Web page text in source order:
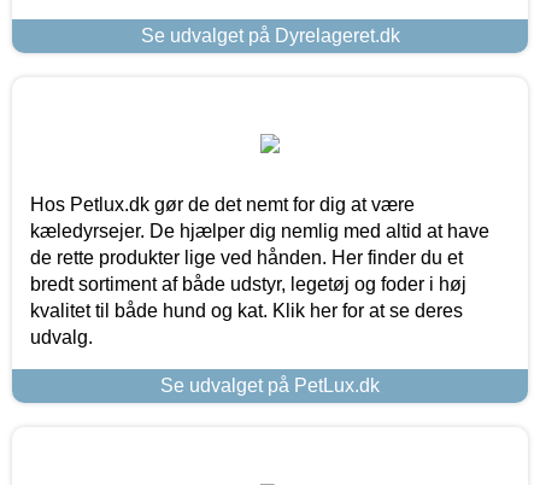
Se udvalget på Dyrelageret.dk
Hos Petlux.dk gør de det nemt for dig at være
kæledyrsejer. De hjælper dig nemlig med altid at have
de rette produkter lige ved hånden. Her finder du et
bredt sortiment af både udstyr, legetøj og foder i høj
kvalitet til både hund og kat. Klik her for at se deres
udvalg.
Se udvalget på PetLux.dk